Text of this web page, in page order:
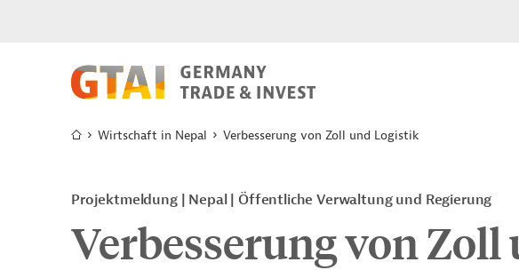
Wirtschaft in Nepal Verbesserung von Zoll und Logistik
Projektmeldung Nepal Öffentliche Verwaltung und Regierung
Verbesserung von